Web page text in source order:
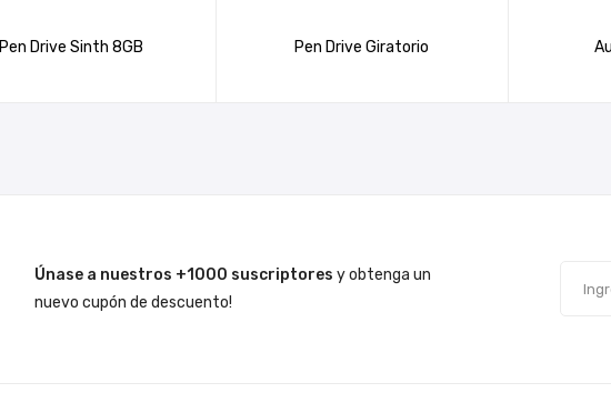
Pen Drive Sinth 8GB Pen Drive Giratorio
Únase a nuestros +1000 suscriptores y obtenga un
nuevo cupón de descuento!